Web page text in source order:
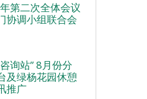
第二次全体会议
协调小组联合会
询站” 8月份分
及绿杨花园休憩
推广